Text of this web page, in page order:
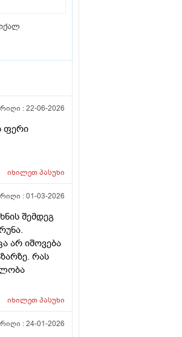
:22-06-2026
ფერი
იხილეთპასუხი
:01-03-2026
შემდეგ
არ იშოვება
რას
იხილეთპასუხი
:24-01-2026